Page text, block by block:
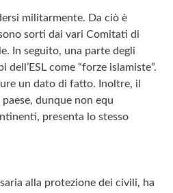
militarmente. Da ciò è
sorti dai vari Comitati di
In seguito, una parte degli
come “forze islamiste”.
un dato di fatto. Inoltre, il
dunque non equ
presenta lo stesso
alla protezione dei civili, ha